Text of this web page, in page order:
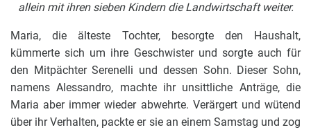
allein mit ihren sieben Kindern die Landwirtschaft weiter.
Maria, die älteste Tochter, besorgte den Haushalt,
kümmerte sich um ihre Geschwister und sorgte auch für
den Mitpächter Serenelli und dessen Sohn. Dieser Sohn,
namens Alessandro, machte ihr unsittliche Anträge, die
Maria aber immer wieder abwehrte. Verärgert und wütend
über ihr Verhalten, packte er sie an einem Samstag und zog